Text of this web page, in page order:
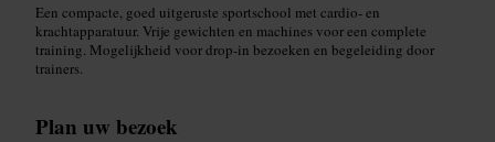
Een compacte, goed uitgeruste sportschool met cardio- en
krachtapparatuur. Vrije gewichten en machines voor een complete
training. Mogelijkheid voor drop-in bezoeken en begeleiding door
trainers.
Plan uw bezoek